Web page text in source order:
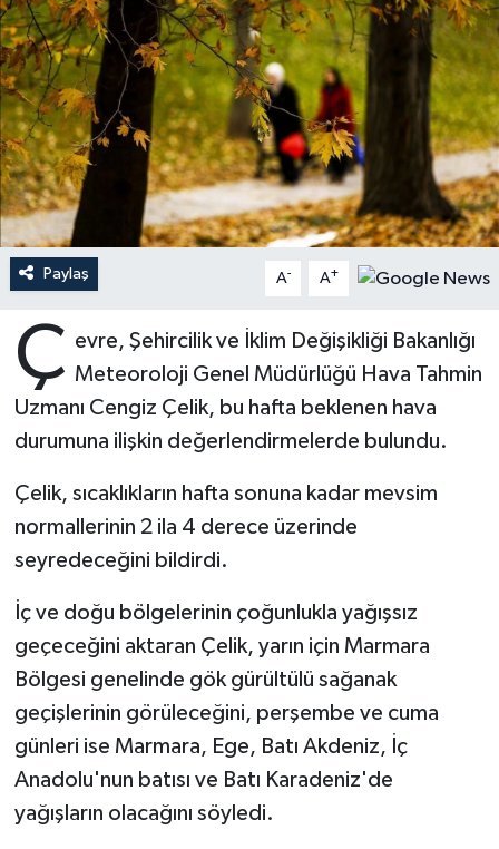
Paylaş A- A+
Ç evre, Şehircilik ve İklim Değişikliği Bakanlığı
Meteoroloji Genel Müdürlüğü Hava Tahmin
Uzmanı Cengiz Çelik, bu hafta beklenen hava
durumuna ilişkin değerlendirmelerde bulundu.
Çelik, sıcaklıkların hafta sonuna kadar mevsim
normallerinin 2 ila 4 derece üzerinde
seyredeceğini bildirdi.
İç ve doğu bölgelerinin çoğunlukla yağışsız
geçeceğini aktaran Çelik, yarın için Marmara
Bölgesi genelinde gök gürültülü sağanak
geçişlerinin görüleceğini, perşembe ve cuma
günleri ise Marmara, Ege, Batı Akdeniz, İç
Anadolu'nun batısı ve Batı Karadeniz'de
yağışların olacağını söyledi.
Ardahan Müftülüğü
Artvin Müftülüğü
Aydın Müftülüğü
Balıkesir Müftülüğü
Bartın Müftülüğü
Batman Müftülüğü
Bayburt Müftülüğü
Bilecik Müftülüğü
Bingöl Müftülüğü
Bitlis Müftülüğü
Bolu Müftülüğü
Bursa Müftülüğü
Çanakkale Müftülüğü
Kudüs
Kurban
Mukabele
Peygamberimizin Hayatı
Ramazan
Sahabeler
Zekat
Hutbeler
DİYANET AKADEMİ
DİYANET GENÇLİK
DİYANET RADYO/TV
DEPREM
Dünya
Eğitim
Kültür-Sanat
Aile
Sağlık
Makaleler
Duyurular
Podcast